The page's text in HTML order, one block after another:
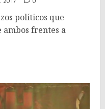
políticos que
ambos frentes a